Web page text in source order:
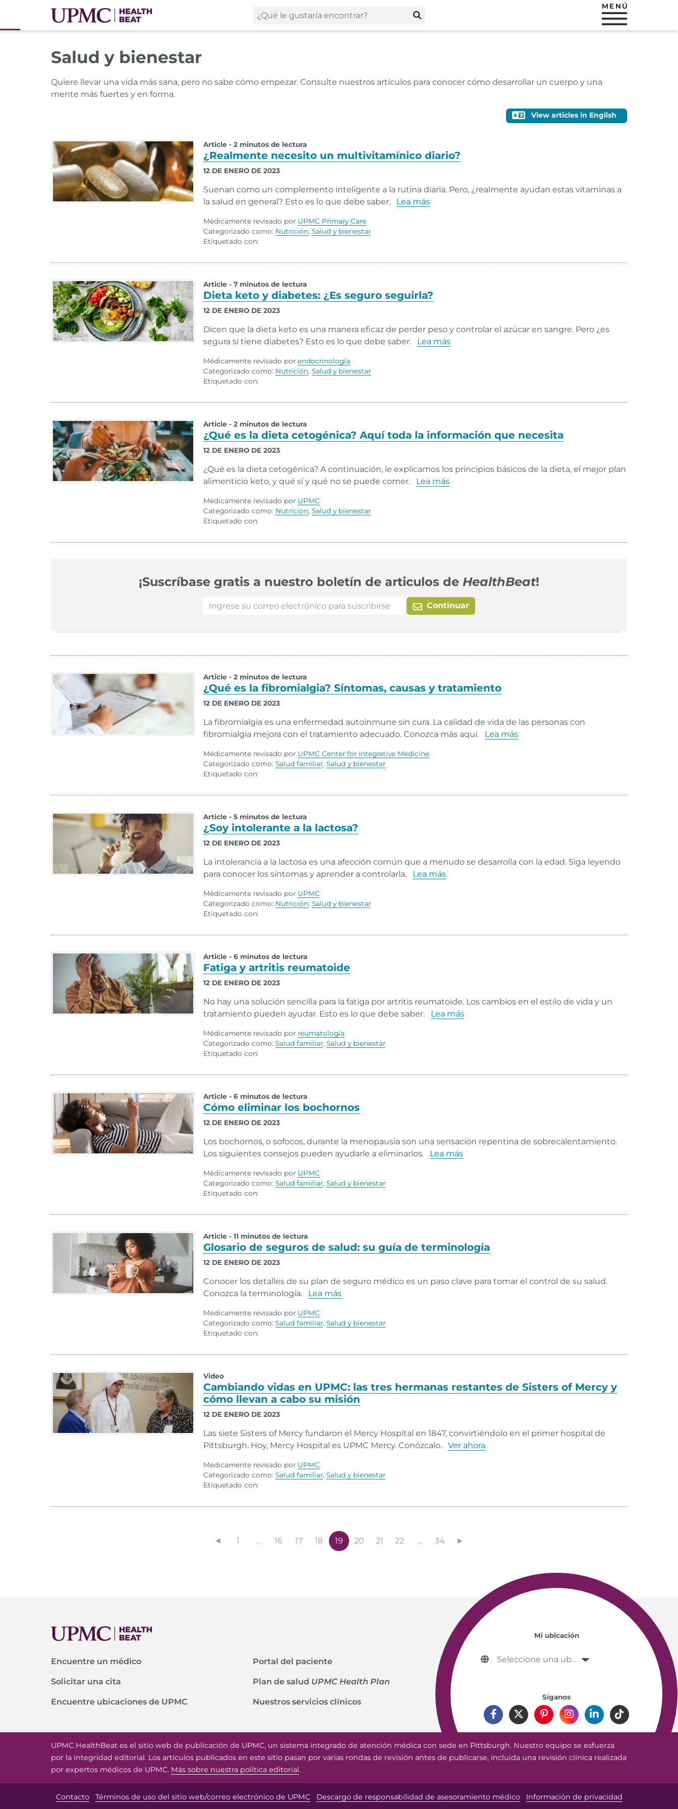
MENÚ
Salud y bienestar
Quiere llevar una vida más sana, pero no sabe cómo empezar. Consulte nuestros artículos para conocer cómo desarrollar un cuerpo y una
mente más fuertes y en forma.
View articles in English
Article - 2 minutos de lectura
¿Realmente necesito un multivitamínico diario?
12 DE ENERO DE 2023
Suenan como un complemento inteligente a la rutina diaria. Pero, ¿realmente ayudan estas vitaminas a
la salud en general? Esto es lo que debe saber.
Lea más
Médicamente revisado por UPMC Primary Care
Categorizado como: Nutrición, Salud y bienestar
Etiquetado con:
Article - 7 minutos de lectura
Dieta keto y diabetes: ¿Es seguro seguirla?
12 DE ENERO DE 2023
Dicen que la dieta keto es una manera eficaz de perder peso y controlar el azúcar en sangre. Pero ¿es
segura si tiene diabetes? Esto es lo que debe saber.
Lea más
Médicamente revisado por endocrinología
Categorizado como: Nutrición, Salud y bienestar
Etiquetado con:
Article - 2 minutos de lectura
¿Qué es la dieta cetogénica? Aquí toda la información que necesita
12 DE ENERO DE 2023
¿Qué es la dieta cetogénica? A continuación, le explicamos los principios básicos de la dieta, el mejor plan
alimenticio keto, y qué sí y qué no se puede comer.
Lea más
Médicamente revisado por UPMC
Categorizado como: Nutrición, Salud y bienestar
Etiquetado con:
¡Suscríbase gratis a nuestro boletín de articulos de HealthBeat!
Continuar
Article - 2 minutos de lectura
¿Qué es la fibromialgia? Síntomas, causas y tratamiento
12 DE ENERO DE 2023
La fibromialgia es una enfermedad autoinmune sin cura. La calidad de vida de las personas con
fibromialgia mejora con el tratamiento adecuado. Conozca más aquí.
Lea más
Médicamente revisado por UPMC Center for Integrative Medicine
Categorizado como: Salud familiar, Salud y bienestar
Etiquetado con:
Article - 5 minutos de lectura
¿Soy intolerante a la lactosa?
12 DE ENERO DE 2023
La intolerancia a la lactosa es una afección común que a menudo se desarrolla con la edad. Siga leyendo
para conocer los síntomas y aprender a controlarla.
Lea más
Médicamente revisado por UPMC
Categorizado como: Nutrición, Salud y bienestar
Etiquetado con:
Article - 6 minutos de lectura
Fatiga y artritis reumatoide
12 DE ENERO DE 2023
No hay una solución sencilla para la fatiga por artritis reumatoide. Los cambios en el estilo de vida y un
tratamiento pueden ayudar. Esto es lo que debe saber.
Lea más
Médicamente revisado por reumatología
Categorizado como: Salud familiar, Salud y bienestar
Etiquetado con:
Article - 6 minutos de lectura
Cómo eliminar los bochornos
12 DE ENERO DE 2023
Los bochornos, o sofocos, durante la menopausia son una sensación repentina de sobrecalentamiento.
Los siguientes consejos pueden ayudarle a eliminarlos.
Lea más
Médicamente revisado por UPMC
Categorizado como: Salud familiar, Salud y bienestar
Etiquetado con:
Article - 11 minutos de lectura
Glosario de seguros de salud: su guía de terminología
12 DE ENERO DE 2023
Conocer los detalles de su plan de seguro médico es un paso clave para tomar el control de su salud.
Conozca la terminología.
Lea más
Médicamente revisado por UPMC
Categorizado como: Salud familiar, Salud y bienestar
Etiquetado con:
Video
Cambiando vidas en UPMC: las tres hermanas restantes de Sisters of Mercy y
cómo llevan a cabo su misión
12 DE ENERO DE 2023
Las siete Sisters of Mercy fundaron el Mercy Hospital en 1847, convirtiéndolo en el primer hospital de
Pittsburgh. Hoy, Mercy Hospital es UPMC Mercy. Conózcalo.
Ver ahora
Médicamente revisado por UPMC
Categorizado como: Salud familiar, Salud y bienestar
Etiquetado con:
◄ 1 … 16 17 18 19 20 21 22 … 34 ►
Encuentre un médico Portal del paciente
Solicitar una cita Plan de salud UPMC Health Plan
Encuentre ubicaciones de UPMC Nuestros servicios clínicos
Mi ubicación
Síganos
UPMC HealthBeat es el sitio web de publicación de UPMC, un sistema integrado de atención médica con sede en Pittsburgh. Nuestro equipo se esfuerza
por la integridad editorial. Los artículos publicados en este sitio pasan por varias rondas de revisión antes de publicarse, incluida una revisión clínica realizada
por expertos médicos de UPMC. Más sobre nuestra política editorial.
Contacto Términos de uso del sitio web/correo electrónico de UPMC Descargo de responsabilidad de asesoramiento médico Información de privacidad